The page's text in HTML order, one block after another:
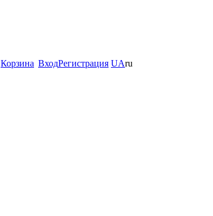
Корзина ВходРегистрация UAru